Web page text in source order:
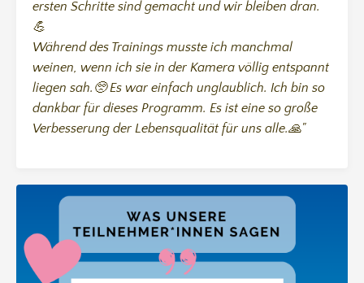
ersten Schritte sind gemacht und wir bleiben dran.
💪
Während des Trainings musste ich manchmal
weinen, wenn ich sie in der Kamera völlig entspannt
liegen sah.🥺 Es war einfach unglaublich. Ich bin so
dankbar für dieses Programm. Es ist eine so große
Verbesserung der Lebensqualität für uns alle.🙏"